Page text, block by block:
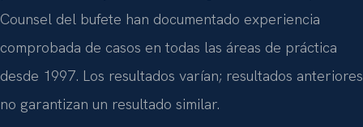
Counsel del bufete han documentado experiencia
comprobada de casos en todas las áreas de práctica
desde 1997. Los resultados varían; resultados anteriores
no garantizan un resultado similar.